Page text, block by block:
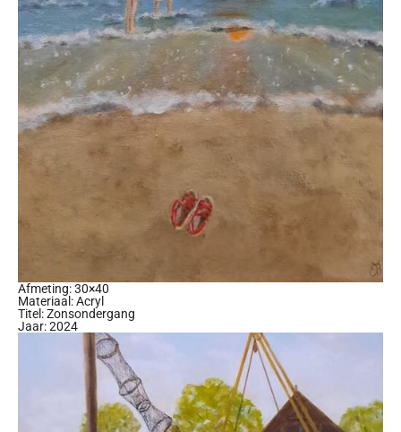
Afmeting: 30×40
Materiaal: Acryl
Titel: Zonsondergang
Jaar: 2024